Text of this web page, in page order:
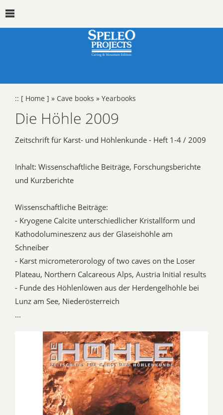
:: [ Home ] » Cave books » Yearbooks
Die Höhle 2009
Zeitschrift für Karst- und Höhlenkunde - Heft 1-4 / 2009
Inhalt: Wissenschaftliche Beiträge, Forschungsberichte
und Kurzberichte
Wissenschaftliche Beiträge:
- Kryogene Calcite unterschiedlicher Kristallform und
Kathodolumineszenz aus der Glaseishöhle am
Schneiber
- Karst micrometerorology of two caves on the Loser
Plateau, Northern Calcareous Alps, Austria Initial results
- Funde des Höhlenlöwen aus der Herdengelhöhle bei
Lunz am See, Niederösterreich
...